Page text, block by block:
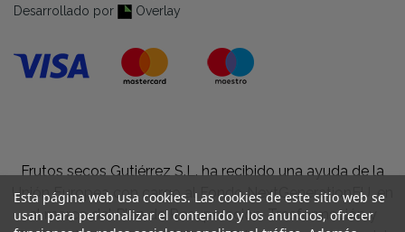
Desarrollado por
Overlay
Frutos secos Gutiérrez S.L. ha recibido una ayuda de la
Unión Europea con cargo al Fondo NextGenerationEU, en
el marco del Plan de Recuperación, Trasformación y
Esta página web usa cookies. Las cookies de este sitio web se
usan para personalizar el contenido y los anuncios, ofrecer